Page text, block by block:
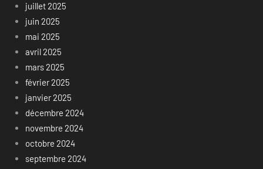
juillet 2025
juin 2025
mai 2025
avril 2025
mars 2025
février 2025
janvier 2025
décembre 2024
novembre 2024
octobre 2024
septembre 2024